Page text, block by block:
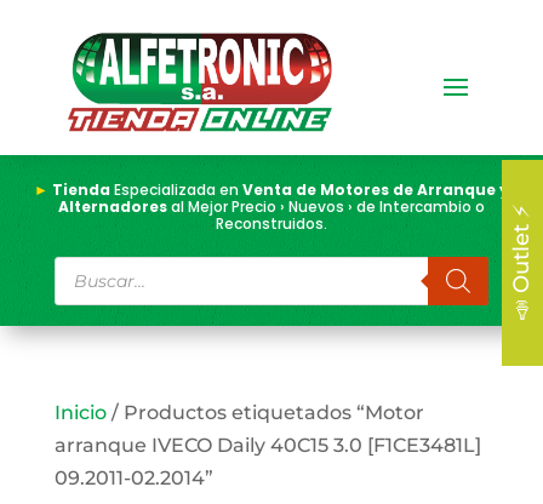
► TiendaEspecializada enVenta de Motores de Arranque y
Alternadoresal Mejor Precio › Nuevos › de Intercambio o
Reconstruidos.
Búsqueda
de
productos
Inicio/ Productos etiquetados “Motor
arranque IVECO Daily 40C15 3.0 [F1CE3481L]
09.2011-02.2014”
📣 Outlet ⚡